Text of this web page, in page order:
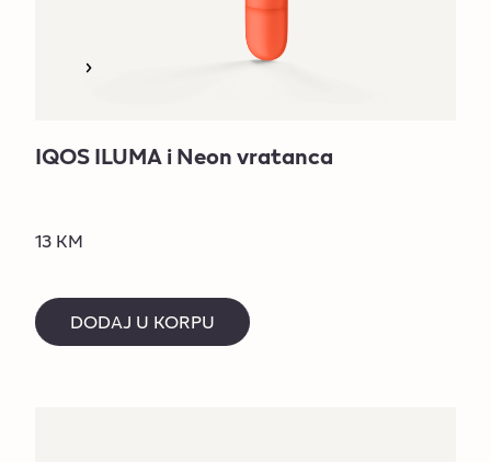
IQOS ILUMA i Neon vratanca
13 KM
DODAJ U KORPU